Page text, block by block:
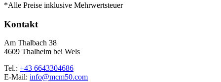
*Alle Preise inklusive Mehrwertsteuer
Kontakt
Am Thalbach 38
4609 Thalheim bei Wels
Tel.: +43 6643304686
E-Mail: info@mcm50.com